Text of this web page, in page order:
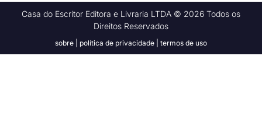
Casa do Escritor Editora e Livraria LTDA © 2026 Todos os
Direitos Reservados
sobre | política de privacidade termos de uso